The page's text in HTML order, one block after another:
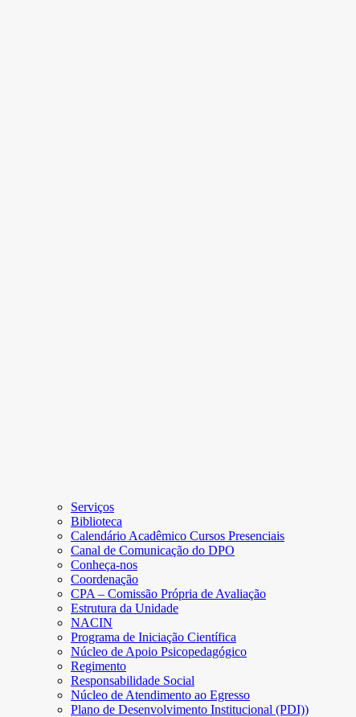
Serviços
Biblioteca
Calendário Acadêmico Cursos Presenciais
Canal de Comunicação do DPO
Conheça-nos
Coordenação
CPA – Comissão Própria de Avaliação
Estrutura da Unidade
NACIN
Programa de Iniciação Científica
Núcleo de Apoio Psicopedagógico
Regimento
Responsabilidade Social
Núcleo de Atendimento ao Egresso
Plano de Desenvolvimento Institucional (PDI))